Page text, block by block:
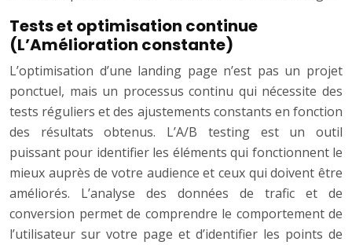
Tests et optimisation continue
(L’Amélioration constante)
L’optimisation d’une landing page n’est pas un projet
ponctuel, mais un processus continu qui nécessite des
tests réguliers et des ajustements constants en fonction
des résultats obtenus. L’A/B testing est un outil
puissant pour identifier les éléments qui fonctionnent le
mieux auprès de votre audience et ceux qui doivent être
améliorés. L’analyse des données de trafic et de
conversion permet de comprendre le comportement de
l’utilisateur sur votre page et d’identifier les points de